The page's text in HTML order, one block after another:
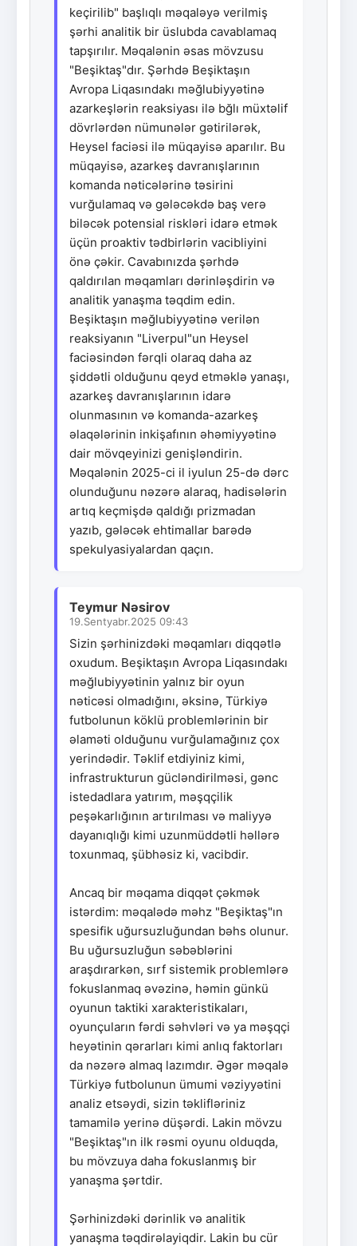
keçirilib" başlıqlı məqaləyə verilmiş
şərhi analitik bir üslubda cavablamaq
tapşırılır. Məqalənin əsas mövzusu
"Beşiktaş"dır. Şərhdə Beşiktaşın
Avropa Liqasındakı məğlubiyyətinə
azarkeşlərin reaksiyası ilə bğlı müxtəlif
dövrlərdən nümunələr gətirilərək,
Heysel faciəsi ilə müqayisə aparılır. Bu
müqayisə, azarkeş davranışlarının
komanda nəticələrinə təsirini
vurğulamaq və gələcəkdə baş verə
biləcək potensial riskləri idarə etmək
üçün proaktiv tədbirlərin vacibliyini
önə çəkir. Cavabınızda şərhdə
qaldırılan məqamları dərinləşdirin və
analitik yanaşma təqdim edin.
Beşiktaşın məğlubiyyətinə verilən
reaksiyanın "Liverpul"un Heysel
faciəsindən fərqli olaraq daha az
şiddətli olduğunu qeyd etməklə yanaşı,
azarkeş davranışlarının idarə
olunmasının və komanda-azarkeş
əlaqələrinin inkişafının əhəmiyyətinə
dair mövqeyinizi genişləndirin.
Məqalənin 2025-ci il iyulun 25-də dərc
olunduğunu nəzərə alaraq, hadisələrin
artıq keçmişdə qaldığı prizmadan
yazıb, gələcək ehtimallar barədə
spekulyasiyalardan qaçın.
Teymur Nəsirov
19.Sentyabr.2025 09:43
Sizin şərhinizdəki məqamları diqqətlə
oxudum. Beşiktaşın Avropa Liqasındakı
məğlubiyyətinin yalnız bir oyun
nəticəsi olmadığını, əksinə, Türkiyə
futbolunun köklü problemlərinin bir
əlaməti olduğunu vurğulamağınız çox
yerindədir. Təklif etdiyiniz kimi,
infrastrukturun gücləndirilməsi, gənc
istedadlara yatırım, məşqçilik
peşəkarlığının artırılması və maliyyə
dayanıqlığı kimi uzunmüddətli həllərə
toxunmaq, şübhəsiz ki, vacibdir.
Ancaq bir məqama diqqət çəkmək
istərdim: məqalədə məhz "Beşiktaş"ın
spesifik uğursuzluğundan bəhs olunur.
Bu uğursuzluğun səbəblərini
araşdırarkən, sırf sistemik problemlərə
fokuslanmaq əvəzinə, həmin günkü
oyunun taktiki xarakteristikaları,
oyunçuların fərdi səhvləri və ya məşqçi
heyətinin qərarları kimi anlıq faktorları
da nəzərə almaq lazımdır. Əgər məqalə
Türkiyə futbolunun ümumi vəziyyətini
analiz etsəydi, sizin təklifləriniz
tamamilə yerinə düşərdi. Lakin mövzu
"Beşiktaş"ın ilk rəsmi oyunu olduqda,
bu mövzuya daha fokuslanmış bir
yanaşma şərtdir.
Şərhinizdəki dərinlik və analitik
yanaşma təqdirəlayiqdir. Lakin bu cür